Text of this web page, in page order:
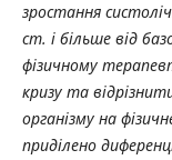
зростання
ст. і більше від
фізичному
кризу та відрізнити
організму на
приділено